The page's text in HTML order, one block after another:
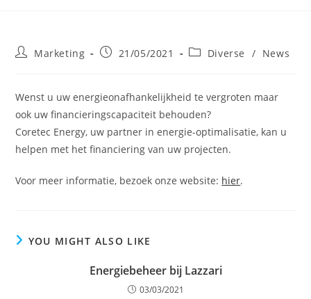
PostMarketing
Post21/05/2021
PostDiverse / News
Wenst u uw energieonafhankelijkheid te vergroten maar
ook uw financieringscapaciteit behouden?
Coretec Energy, uw partner in energie-optimalisatie, kan u
helpen met het financiering van uw projecten.
Voor meer informatie, bezoek onze website: hier.
YOU MIGHT ALSO LIKE
Energiebeheer bij Lazzari
03/03/2021